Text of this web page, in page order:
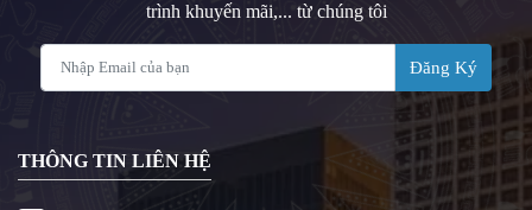
trình khuyến mãi,... từ chúng tôi
Đăng Ký
THÔNG TIN LIÊN HỆ